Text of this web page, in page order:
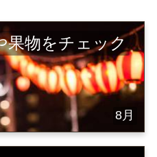
果物をチェック
8月